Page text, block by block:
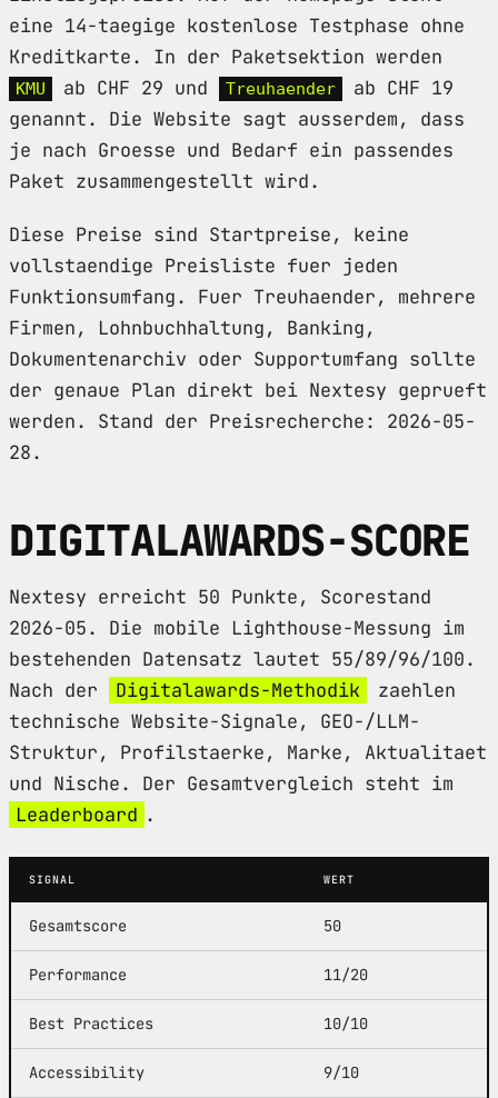
eine 14-taegige kostenlose Testphase ohne
Kreditkarte. In der Paketsektion werden
KMU ab CHF 29 und Treuhaender
ab CHF 19
genannt. Die Website sagt ausserdem, dass
je nach Groesse und Bedarf ein passendes
Paket zusammengestellt wird.
Diese Preise sind Startpreise, keine
vollstaendige Preisliste fuer jeden
Funktionsumfang. Fuer Treuhaender, mehrere
Firmen, Lohnbuchhaltung, Banking,
Dokumentenarchiv oder Supportumfang sollte
der genaue Plan direkt bei Nextesy geprueft
werden. Stand der Preisrecherche: 2026-05-
28.
DIGITALAWARDS-SCORE
Nextesy erreicht 50 Punkte, Scorestand
2026-05. Die mobile Lighthouse-Messung im
bestehenden Datensatz lautet 55/89/96/100.
Nach der
Digitalawards-Methodik
zaehlen
technische Website-Signale, GEO-/LLM-
Struktur, Profilstaerke, Marke, Aktualitaet
und Nische. Der Gesamtvergleich steht im
Leaderboard .
SIGNAL WERT
Gesamtscore 50
Performance 11/20
Best Practices 10/10
Accessibility 9/10